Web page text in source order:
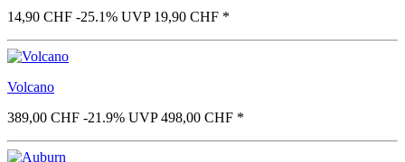
14,90 CHF -25.1% UVP 19,90 CHF *
Volcano
389,00 CHF -21.9% UVP 498,00 CHF *